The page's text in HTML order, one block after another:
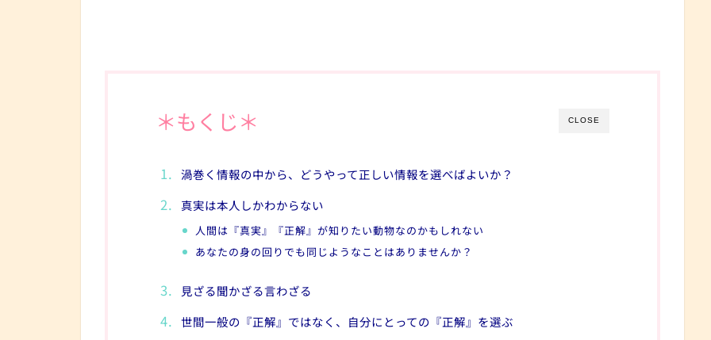
CLOSE
＊もくじ＊
渦巻く情報の中から、どうやって正しい情報を選べばよいか？
真実は本人しかわからない
人間は『真実』『正解』が知りたい動物なのかもしれない
あなたの身の回りでも同じようなことはありませんか？
見ざる聞かざる言わざる
世間一般の『正解』ではなく、自分にとっての『正解』を選ぶ